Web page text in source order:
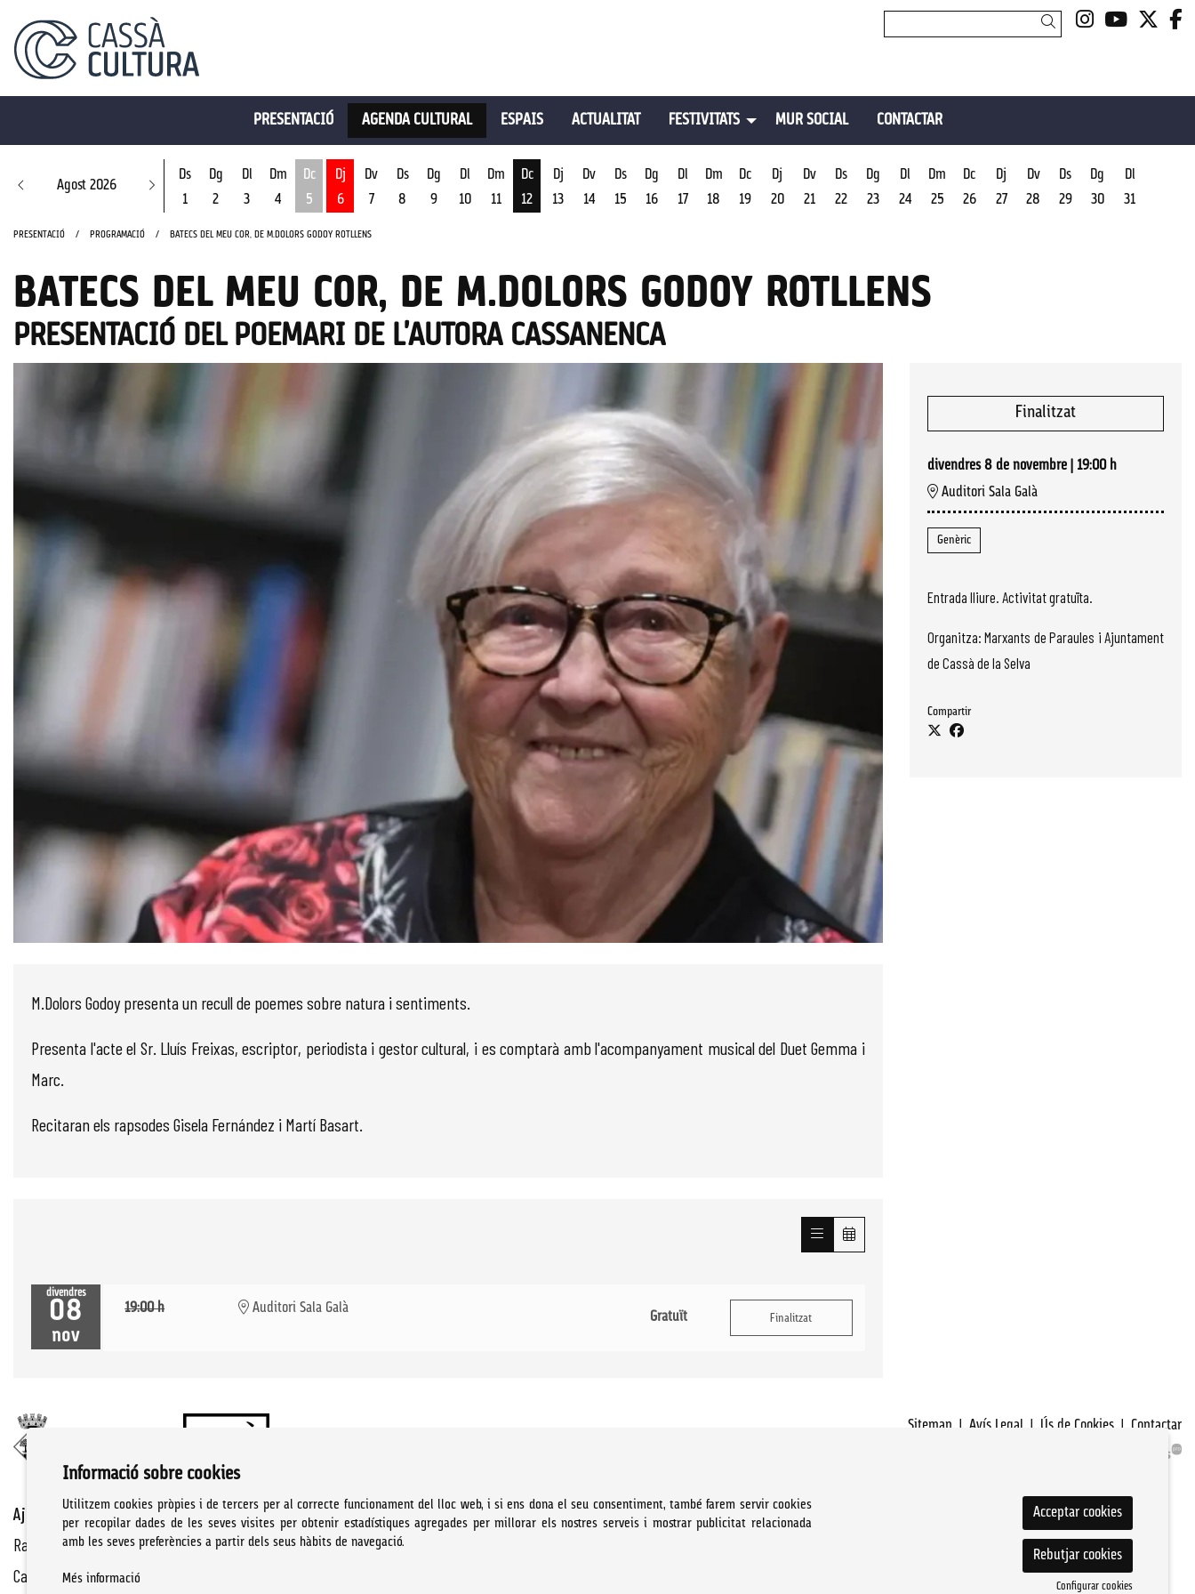
Link aLink a
Cercar
PRESENTACIÓ AGENDA CULTURAL ESPAIS ACTUALITAT FESTIVITATS MUR SOCIAL CONTACTAR
Agost 2026
Ds
1
Dg
2
Dl
3
Dm
4
Dc
5
Dj
6
Dv
7
Ds
8
Dg
9
Dl
10
Dm
11
Dc
12
Dj
13
Dv
14
Ds
15
Dg
16
Dl
17
Dm
18
Dc
19
Dj
20
Dv
21
Ds
22
Dg
23
Dl
24
Dm
25
Dc
26
Dj
27
Dv
28
Ds
29
Dg
30
Dl
31
PRESENTACIÓ PROGRAMACIÓ BATECS DEL MEU COR, DE M.DOLORS GODOY ROTLLENS
BATECS DEL MEU COR, DE M.DOLORS GODOY ROTLLENS
PRESENTACIÓ DEL POEMARI DE L'AUTORA CASSANENCA
Finalitzat
divendres 8 de novembre
19:00 h
Auditori Sala Galà
Genèric
Entrada lliure. Activitat gratuïta.
Organitza: Marxants de Paraules i Ajuntament
de Cassà de la Selva
Compartir
M.Dolors Godoy presenta un recull de poemes sobre natura i sentiments.
Presenta l'acte el Sr. Lluís Freixas, escriptor, periodista i gestor cultural, i es comptarà amb l'acompanyament musical del Duet Gemma i
Marc.
Recitaran els rapsodes Gisela Fernández i Martí Basart.
divendres
08
nov
19:00 h Auditori Sala Galà
Gratuït Finalitzat
Ajuntament de Cassà de la Selva | Àrea de cultura
Rambla Onze de Setembre, 107
Cassà de la Selva Tel. 972 460 005
Sitemap | Avís Legal | Ús de Cookies | Contactar
Informació sobre cookies
Utilitzem cookies pròpies i de tercers per al correcte funcionament del lloc web, i si ens dona el seu consentiment, també farem servir cookies
per recopilar dades de les seves visites per obtenir estadístiques agregades per millorar els nostres serveis i mostrar publicitat relacionada
amb les seves preferències a partir dels seus hàbits de navegació.
Més informació
Acceptar cookies
Rebutjar cookies
Configurar cookies